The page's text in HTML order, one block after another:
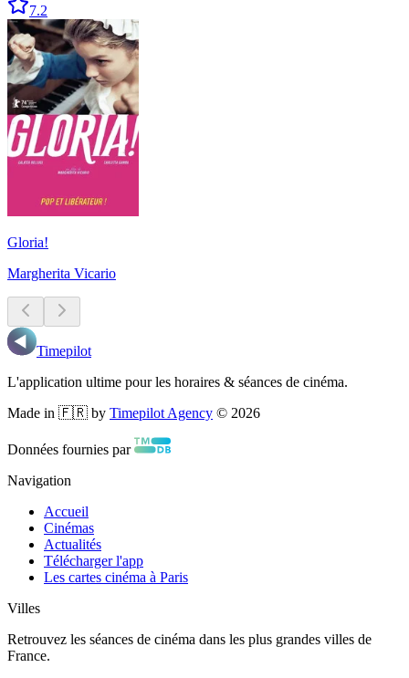
7.2
Gloria!
Margherita Vicario
Timepilot
L'application ultime pour les horaires & séances de cinéma.
Made in 🇫🇷 by Timepilot Agency © 2026
Données fournies par
Navigation
Accueil
Cinémas
Actualités
Télécharger l'app
Les cartes cinéma à Paris
Villes
Retrouvez les séances de cinéma dans les plus grandes villes de
France.